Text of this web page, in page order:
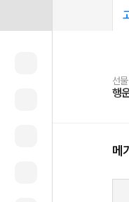
선
행
선
메
여름
메
강
스
설
메
3일
메가
메
사
희
메